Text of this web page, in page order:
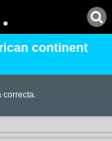
continent
correcta.